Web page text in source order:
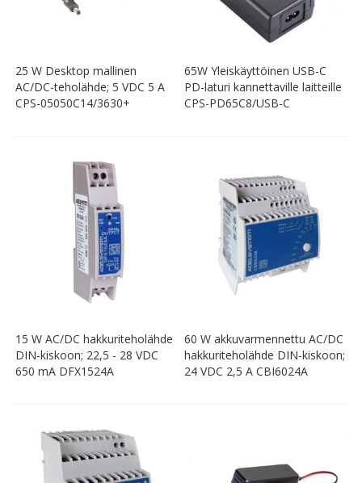
25 W Desktop mallinen
AC/DC-teholähde; 5 VDC 5 A
CPS-05050C14/3630+
65W Yleiskäyttöinen USB-C
PD-laturi kannettaville laitteille
CPS-PD65C8/USB-C
15 W AC/DC hakkuriteholähde
DIN-kiskoon; 22,5 - 28 VDC
650 mA DFX1524A
60 W akkuvarmennettu AC/DC
hakkuriteholähde DIN-kiskoon;
24 VDC 2,5 A CBI6024A